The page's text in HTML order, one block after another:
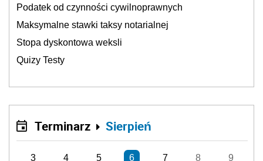
Podatek od czynności cywilnoprawnych
Maksymalne stawki taksy notarialnej
Stopa dyskontowa weksli
Quizy Testy
Terminarz Sierpień
3 4 5 6 7 8 9